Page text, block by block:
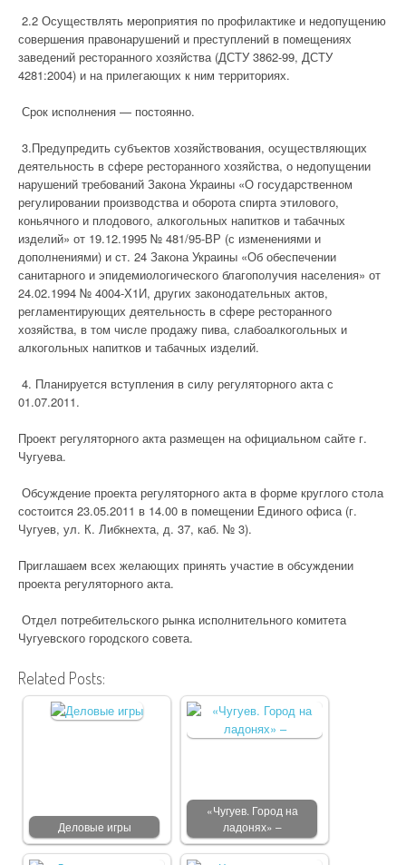
2.2 Осуществлять мероприятия по профилактике и недопущению
совершения правонарушений и преступлений в помещениях
заведений ресторанного хозяйства (ДСТУ 3862-99, ДСТУ
4281:2004) и на прилегающих к ним территориях.
Срок исполнения — постоянно.
3.Предупредить субъектов хозяйствования, осуществляющих
деятельность в сфере ресторанного хозяйства, о недопущении
нарушений требований Закона Украины «О государственном
регулировании производства и оборота спирта этилового,
коньячного и плодового, алкогольных напитков и табачных
изделий» от 19.12.1995 № 481/95-ВР (с изменениями и
дополнениями) и ст. 24 Закона Украины «Об обеспечении
санитарного и эпидемиологического благополучия населения» от
24.02.1994 № 4004-Х1И, других законодательных актов,
регламентирующих деятельность в сфере ресторанного
хозяйства, в том числе продажу пива, слабоалкогольных и
алкогольных напитков и табачных изделий.
4. Планируется вступления в силу регуляторного акта с
01.07.2011.
Проект регуляторного акта размещен на официальном сайте г.
Чугуева.
Обсуждение проекта регуляторного акта в форме круглого стола
состоится 23.05.2011 в 14.00 в помещении Единого офиса (г.
Чугуев, ул. К. Либкнехта, д. 37, каб. № 3).
Приглашаем всех желающих принять участие в обсуждении
проекта регуляторного акта.
Отдел потребительского рынка исполнительного комитета
Чугуевского городского совета.
Related Posts:
Деловые игры
«Чугуев. Город на
ладонях» –